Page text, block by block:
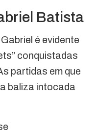
Batista
é evidente
conquistadas
partidas em que
baliza intocada